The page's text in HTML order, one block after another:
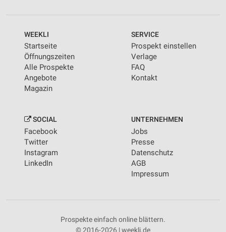
WEEKLI
Startseite
Öffnungszeiten
Alle Prospekte
Angebote
Magazin
SERVICE
Prospekt einstellen
Verlage
FAQ
Kontakt
SOCIAL
Facebook
Twitter
Instagram
LinkedIn
UNTERNEHMEN
Jobs
Presse
Datenschutz
AGB
Impressum
Prospekte einfach online blättern.
© 2016-2026 | weekli.de